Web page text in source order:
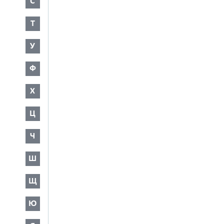
Т
У
Ф
Х
Ц
Ч
Ш
Щ
Ю